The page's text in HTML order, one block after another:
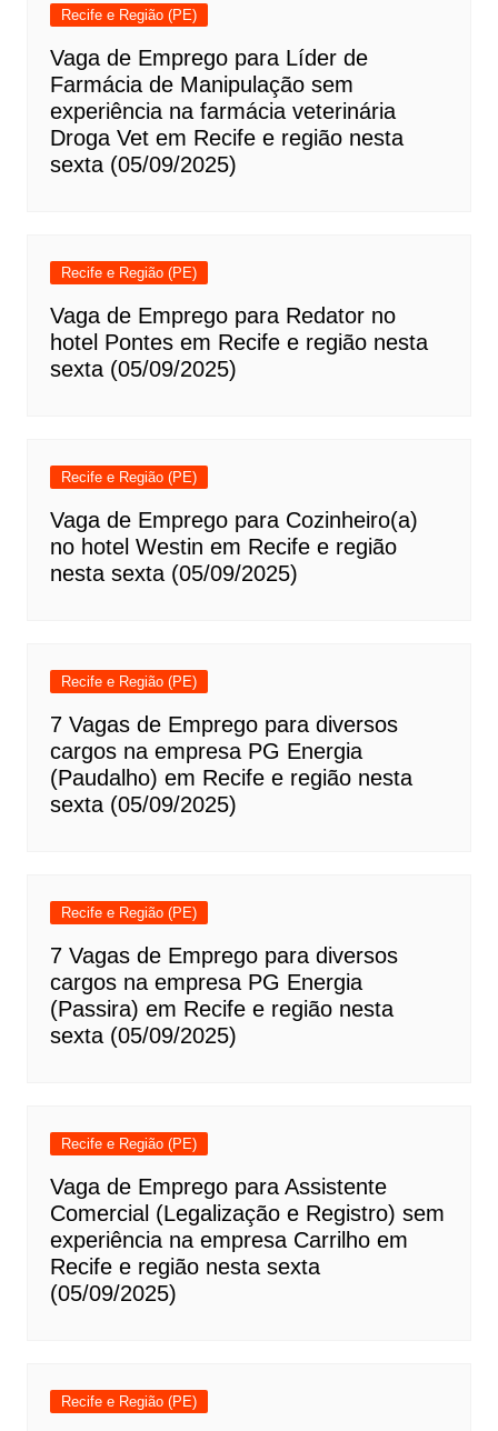
Recife e Região (PE)
Vaga de Emprego para Líder de
Farmácia de Manipulação sem
experiência na farmácia veterinária
Droga Vet em Recife e região nesta
sexta (05/09/2025)
Recife e Região (PE)
Vaga de Emprego para Redator no
hotel Pontes em Recife e região nesta
sexta (05/09/2025)
Recife e Região (PE)
Vaga de Emprego para Cozinheiro(a)
no hotel Westin em Recife e região
nesta sexta (05/09/2025)
Recife e Região (PE)
7 Vagas de Emprego para diversos
cargos na empresa PG Energia
(Paudalho) em Recife e região nesta
sexta (05/09/2025)
Recife e Região (PE)
7 Vagas de Emprego para diversos
cargos na empresa PG Energia
(Passira) em Recife e região nesta
sexta (05/09/2025)
Recife e Região (PE)
Vaga de Emprego para Assistente
Comercial (Legalização e Registro) sem
experiência na empresa Carrilho em
Recife e região nesta sexta
(05/09/2025)
Recife e Região (PE)